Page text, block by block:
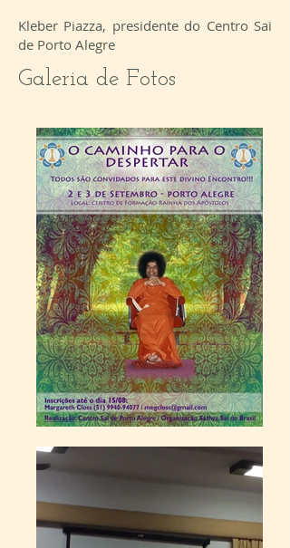
Kleber Piazza, presidente do Centro Sai
de Porto Alegre
Galeria de Fotos